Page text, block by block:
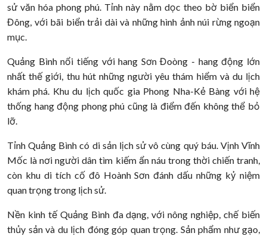
sử văn hóa phong phú. Tỉnh này nằm dọc theo bờ biển biển
Đông, với bãi biển trải dài và những hình ảnh núi rừng ngoạn
mục.
Quảng Bình nổi tiếng với hang Sơn Đoòng - hang động lớn
nhất thế giới, thu hút những người yêu thám hiểm và du lịch
khám phá. Khu du lịch quốc gia Phong Nha-Kẻ Bàng với hệ
thống hang động phong phú cũng là điểm đến không thể bỏ
lỡ.
Tỉnh Quảng Bình có di sản lịch sử vô cùng quý báu. Vịnh Vĩnh
Mốc là nơi người dân tìm kiếm ẩn náu trong thời chiến tranh,
còn khu di tích cố đô Hoành Sơn đánh dấu những kỷ niệm
quan trọng trong lịch sử.
Nền kinh tế Quảng Bình đa dạng, với nông nghiệp, chế biến
thủy sản và du lịch đóng góp quan trọng. Sản phẩm như gạo,